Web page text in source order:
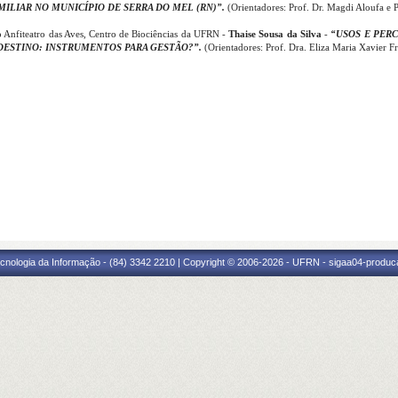
NO MUNICÍPIO DE SERRA DO MEL (RN)”. (Orientadores: Prof. Dr. Magdi Aloufa e
das Aves, Centro de Biociências da UFRN -Thaise Sousa da Silva- “USOS E
INSTRUMENTOS PARA GESTÃO?”. (Orientadores: Prof. Dra. Eliza Maria Xavier
da Informação - (84) 3342 2210 | Copyright © 2006-2026 - UFRN - sigaa04-